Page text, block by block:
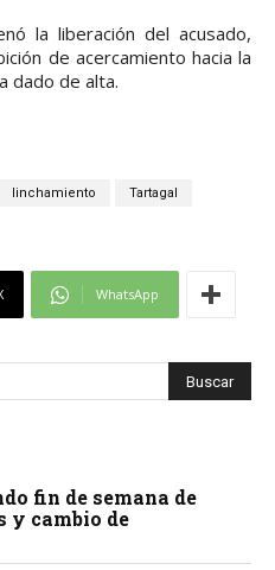
la liberación del acusado,
de acercamiento hacia la
dado de alta.
linchamiento Tartagal
WhatsApp
fin de semana de
y cambio de